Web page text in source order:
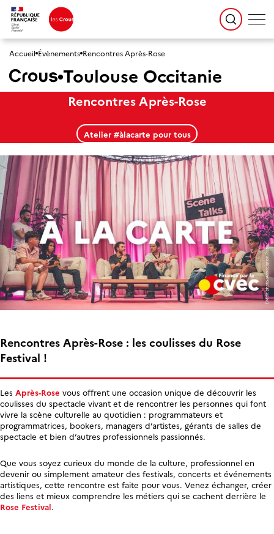
Accueil Évènements Rencontres Après-Rose
Toulouse Occitanie
Rencontres Après-Rose
Atelier #àlacarte pour tous
Rencontres Après-Rose : les coulisses du Rose
Festival !
Les Après-Rose vous offrent une occasion unique de découvrir les
coulisses du spectacle vivant et de rencontrer les personnes qui font
vivre la scène culturelle au quotidien : programmateurs et
programmatrices, bookers, managers d’artistes, gérants de salles de
spectacle et bien d’autres professionnels passionnés.
Que vous soyez curieux du monde de la culture, professionnel en
devenir ou simplement amateur des festivals, concerts et événements
artistiques, cette rencontre est faite pour vous. Venez échanger, créer
des liens et mieux comprendre les métiers qui se cachent derrière le
Rose Festival.